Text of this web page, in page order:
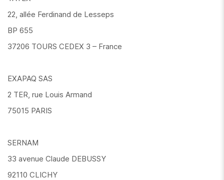
22, allée Ferdinand de Lesseps
BP 655
37206 TOURS CEDEX 3 – France
EXAPAQ SAS
2 TER, rue Louis Armand
75015 PARIS
SERNAM
33 avenue Claude DEBUSSY
92110 CLICHY